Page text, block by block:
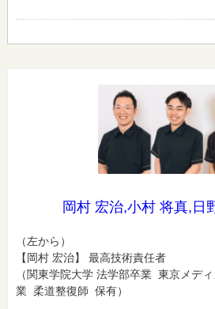
岡村 宏治,小村 将真,日
（左から）
【岡村 宏治】 最高技術責任者
（関東学院大学 法学部卒業 東京メデ
業 柔道整復師 保有）